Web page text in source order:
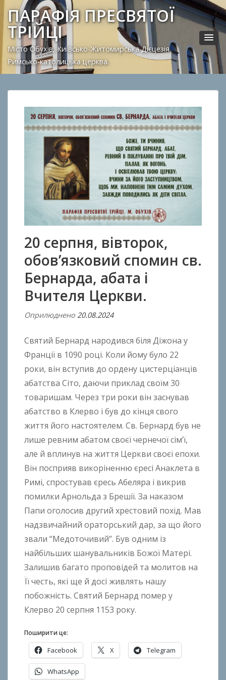
ПАРАФІЯ ПРЕСВЯТОЇ
ТРІЙЦІ
Місто Обухів, Київсько-Житомирська Дієцезія.
Римсько-католицька церква.
20 серпня, вівторок,
обов’язковий спомин св.
Бернарда, абата і
Вчителя Церкви.
Оприлюднено 20.08.2024В
д
A
n
o
n
B
o
k
h
o
o
Святий Бернард народився біля Діжона у
Франції в 1090 році. Коли йому було 22
роки, він вступив до ордену цистерціанців
абатства Сіто, даючи приклад своїм 30
товаришам. Через три роки він заснував
абатство в Клерво і був до кінця свого
життя його настоятелем. Св. Бернард був не
лише ревним абатом своєї чернечої сім’ї,
але й вплинув на життя Церкви своєї епохи.
Він посприяв викоріненню єресі Анаклета в
Римі, спростував єресь Абеляра і викрив
помилки Арнольда з Брешії. За наказом
Папи оголосив другий хрестовий похід. Мав
надзвичайний ораторський дар, за що його
звали “Медоточивий”. Був одним із
найбільших шанувальників Божої Матері.
Залишив багато проповідей та молитов на
Її честь, які ще й досі живлять нашу
побожність. Святий Бернард помер у
Клерво 20 серпня 1153 року.
Поширити це:
Facebook X Telegram
WhatsApp